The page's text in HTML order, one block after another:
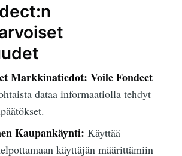
Markkinatiedot: Voile Fondect
dataa informaatiolla tehdyt
Kaupankäynti: Käyttää
käyttäjän määrittämiin